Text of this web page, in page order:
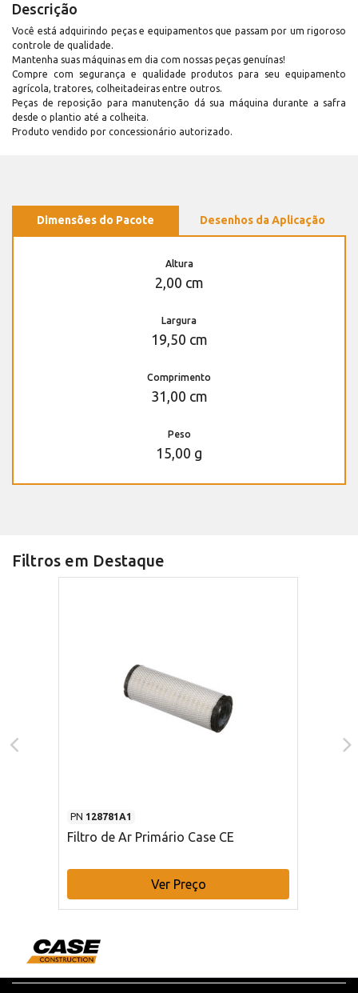
Descrição
Você está adquirindo peças e equipamentos que passam por um rigoroso
controle de qualidade.
Mantenha suas máquinas em dia com nossas peças genuínas!
Compre com segurança e qualidade produtos para seu equipamento
agrícola, tratores, colheitadeiras entre outros.
Peças de reposição para manutenção dá sua máquina durante a safra
desde o plantio até a colheita.
Produto vendido por concessionário autorizado.
Dimensões do Pacote Desenhos da Aplicação
Altura
2,00 cm
Largura
19,50 cm
Comprimento
31,00 cm
Peso
15,00 g
Filtros em Destaque
PN 128781A1
Filtro de Ar Primário Case CE
Ver Preço